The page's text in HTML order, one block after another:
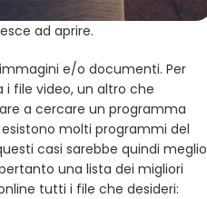
ad aprire.
immagini e/o documenti. Per
file video, un altro che
a cercare un programma
molti programmi del
casi sarebbe quindi meglio
una lista dei migliori
tutti i file che desideri: